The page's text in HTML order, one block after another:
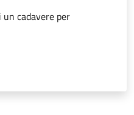
cadavere per